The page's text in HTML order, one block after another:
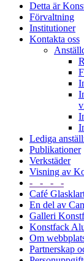
Detta är
Förvaltning
Institutioner
Kontakta oss
Lediga
Publikationer
Verkstäder
Visning av
- - - -
Café
En del av
Galleri
Konstfack
Om
Partnerskap